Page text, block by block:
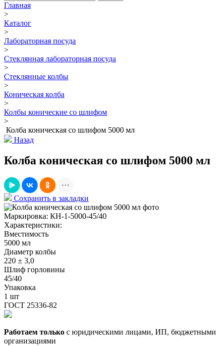
Главная
>
Каталог
>
Лабораторная посуда
>
Стеклянная лабораторная посуда
>
Стеклянные колбы
>
Коническая колба
>
Колбы конические со шлифом
>
Колба коническая со шлифом 5000 мл
Назад
Колба коническая со шлифом 5000 мл
Сохранить в закладки
Маркировка: КН-1-5000-45/40
Характеристики:
Вместимость
5000 мл
Диаметр колбы
220 ± 3,0
Шлиф горловины
45/40
Упаковка
1 шт
ГОСТ 25336-82
Работаем только с юридическими лицами, ИП, бюджетными
организациями